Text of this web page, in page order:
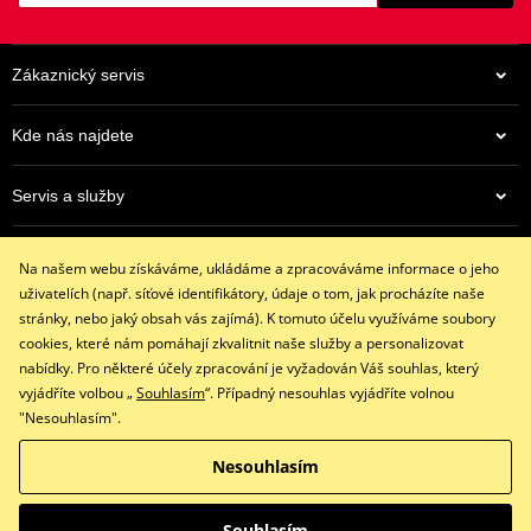
962 Kč
Na centrálním skladu v ČR
Zákaznický servis
Kde nás najdete
Servis a služby
+420 602 341 855
restaracing@email.cz
9:00 - 16:00 hod.
Facebook
Copyright © 2026 www.restaracing.cz
Všechna práva vyhrazena
Na našem webu získáváme, ukládáme a zpracováváme informace o jeho
uživatelích (např. síťové identifikátory, údaje o tom, jak procházíte naše
stránky, nebo jaký obsah vás zajímá). K tomuto účelu využíváme soubory
cookies, které nám pomáhají zkvalitnit naše služby a personalizovat
nabídky. Pro některé účely zpracování je vyžadován Váš souhlas, který
vyjádříte volbou „Souhlasím“. Případný nesouhlas vyjádříte volnou
"Nesouhlasím".
Nesouhlasím